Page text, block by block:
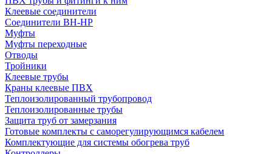
Клеевые соединители
Соединители ВН-НР
Муфты
Муфты переходные
Отводы
Тройники
Клеевые трубы
Краны клеевые ПВХ
Теплоизолированный трубопровод
Теплоизолированные трубы
Защита труб от замерзания
Готовые комплекты с саморегулирующимся кабелем
Комплектующие для системы обогрева труб